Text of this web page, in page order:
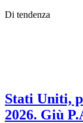
Di tendenza
Stati Uniti,
2026. Giù